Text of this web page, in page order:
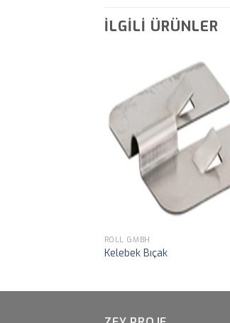
İLGILI ÜRÜNLER
ROLL GMBH
Kelebek Bıçak